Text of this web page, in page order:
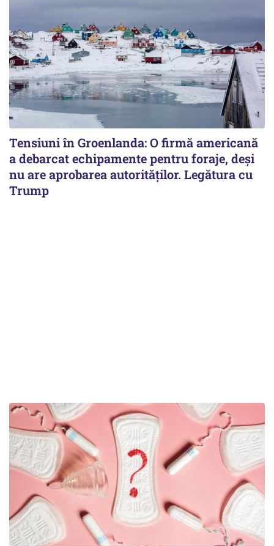
Tensiuni în Groenlanda: O firmă americană
a debarcat echipamente pentru foraje, deși
nu are aprobarea autorităților. Legătura cu
Trump